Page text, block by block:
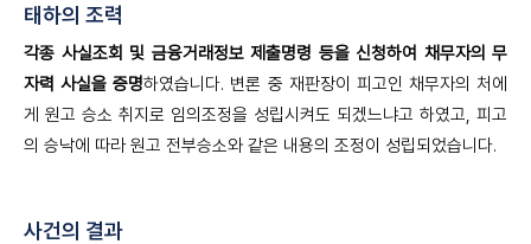
태하의 조력
각종 사실조회 및 금융거래정보 제출명령 등을 신청하여 채무자의 무
자력 사실을 증명하였습니다. 변론 중 재판장이 피고인 채무자의 처에
게 원고 승소 취지로 임의조정을 성립시켜도 되겠느냐고 하였고, 피고
의 승낙에 따라 원고 전부승소와 같은 내용의 조정이 성립되었습니다.
사건의 결과